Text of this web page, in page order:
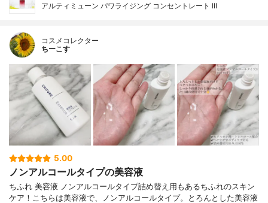
アルティミューン パワライジング コンセントレート III
コスメコレクター
ちーこす
5.00
ノンアルコールタイプの美容液
ちふれ 美容液 ノンアルコールタイプ詰め替え用もあるちふれのスキン
ケア！こちらは美容液で、ノンアルコールタイプ。とろんとした美容液